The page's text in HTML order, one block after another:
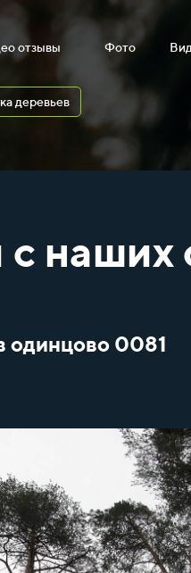
отзывы Фото
деревьев
наших
одинцово 0081